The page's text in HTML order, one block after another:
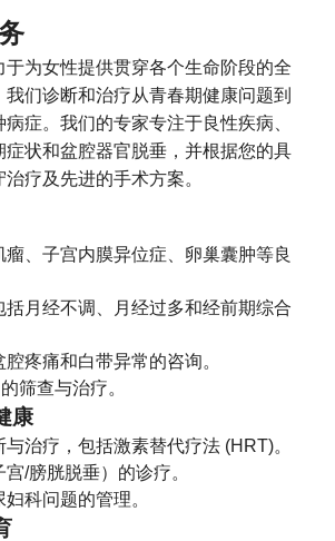
于为女性提供贯穿各个生命阶段的全
们诊断和治疗从青春期健康问题到
症。我们的专家专注于良性疾病、
症状和盆腔器官脱垂，并根据您的具
疗及先进的手术方案。
、子宫内膜异位症、卵巢囊肿等良
括月经不调、月经过多和经前期综合
疼痛和白带异常的咨询。
筛查与治疗。
康
治疗，包括激素替代疗法 (HRT)。
/膀胱脱垂）的诊疗。
科问题的管理。